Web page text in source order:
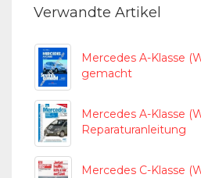
Verwandte Artikel
Mercedes A-Klasse
gemacht
Mercedes A-Klasse
Reparaturanleitung
Mercedes C-Klasse